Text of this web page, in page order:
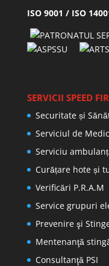
ISO 9001 / ISO
SERVICII SPEED
Securitate și
Serviciul de
Serviciu
Curățare hote și
Verificări P.R.A.M
Service grupuri
Prevenire şi
Mentenanţă
Consultanţă PSI